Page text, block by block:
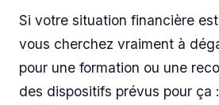
Si votre situation financière
vous cherchez vraiment à
pour une formation ou une
des dispositifs prévus pour ça